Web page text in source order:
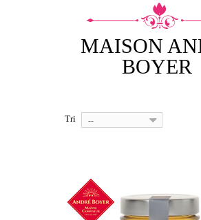
MAISON
BOYER
Tri --